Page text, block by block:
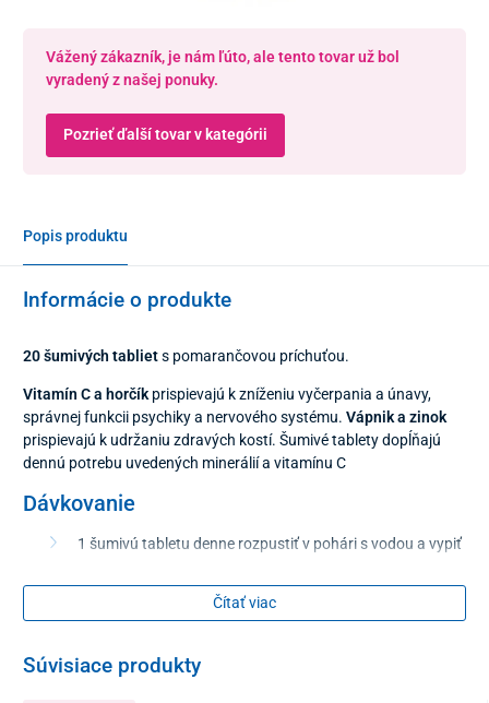
Vážený zákazník, je nám ľúto, ale tento tovar už bol
vyradený z našej ponuky.
Pozrieť ďalší tovar v kategórii
Popis produktu
Informácie o produkte
20 šumivých tabliets pomarančovou príchuťou.
Vitamín C a horčík prispievajú k zníženiu vyčerpania a únavy,
správnej funkcii psychiky a nervového systému. Vápnik a zinok
prispievajú k udržaniu zdravých kostí. Šumivé tablety dopĺňajú
dennú potrebu uvedených minerálií a vitamínu C
Dávkovanie
1 šumivú tabletu denne rozpustiť v pohári s vodou a vypiť
Zloženie
Čítať viac
Súvisiace produkty